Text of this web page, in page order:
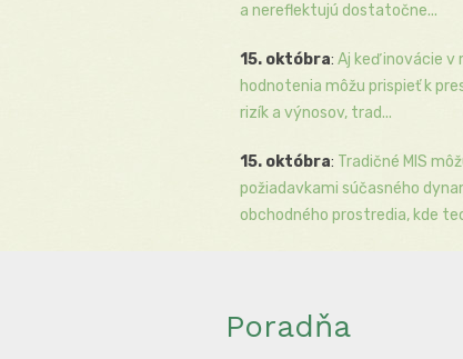
a nereflektujú dostatočne...
15. októbra: Aj keď inovácie
hodnotenia môžu prispieť k
rizík a výnosov, trad...
15. októbra: Tradičné MIS
požiadavkami súčasného
obchodného prostredia, kde
Poradňa